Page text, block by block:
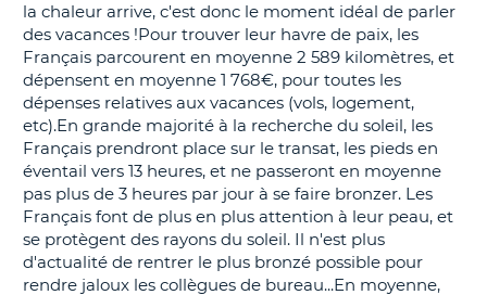
la chaleur arrive, c'est donc le moment idéal de parler
des vacances !Pour trouver leur havre de paix, les
Français parcourent en moyenne 2 589 kilomètres, et
dépensent en moyenne 1 768€, pour toutes les
dépenses relatives aux vacances (vols, logement,
etc).En grande majorité à la recherche du soleil, les
Français prendront place sur le transat, les pieds en
éventail vers 13 heures, et ne passeront en moyenne
pas plus de 3 heures par jour à se faire bronzer. Les
Français font de plus en plus attention à leur peau, et
se protègent des rayons du soleil. Il n'est plus
d'actualité de rentrer le plus bronzé possible pour
rendre jaloux les collègues de bureau...En moyenne,